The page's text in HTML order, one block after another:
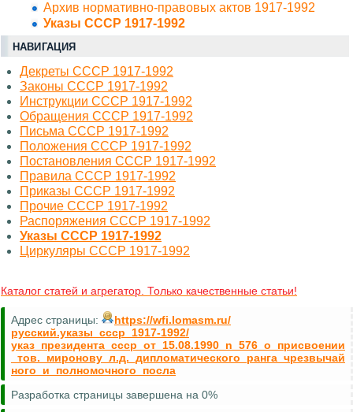
Архив нормативно-правовых актов 1917-1992
Указы СССР 1917-1992
НАВИГАЦИЯ
Декреты СССР 1917-1992
Законы СССР 1917-1992
Инструкции СССР 1917-1992
Обращения СССР 1917-1992
Письма СССР 1917-1992
Положения СССР 1917-1992
Постановления СССР 1917-1992
Правила СССР 1917-1992
Приказы СССР 1917-1992
Прочие СССР 1917-1992
Распоряжения СССР 1917-1992
Указы СССР 1917-1992
Циркуляры СССР 1917-1992
Каталог статей и агрегатор. Только качественные статьи!
Адрес страницы:
https://wfi.lomasm.ru/
русский.указы_ссср_1917-1992/
указ_президента_ссср_от_15.08.1990_n_576_о_присвоении
_тов._миронову_л.д._дипломатического_ранга_чрезвычай
ного_и_полномочного_посла
Разработка страницы завершена на 0%